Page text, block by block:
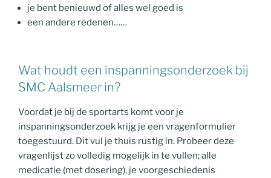
je bent benieuwd of alles wel goed is
een andere redenen……
Wat houdt een inspanningsonderzoek bij
SMC Aalsmeer in?
Voordat je bij de sportarts komt voor je
inspanningsonderzoek krijg je een vragenformulier
toegestuurd. Dit vul je thuis rustig in. Probeer deze
vragenlijst zo volledig mogelijk in te vullen; alle
medicatie (met dosering), je voorgeschiedenis